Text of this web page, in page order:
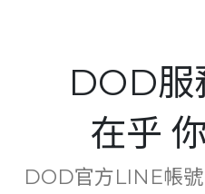
DOD服
在乎
DOD官方LINE帳